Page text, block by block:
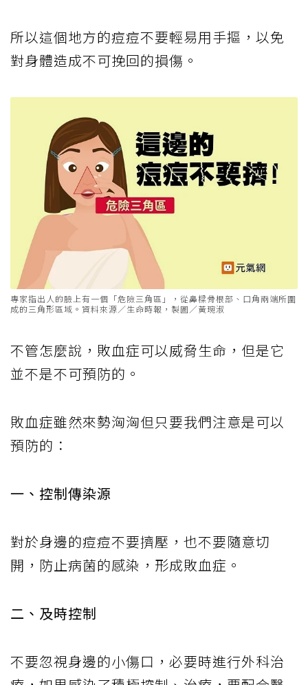
所以這個地方的痘痘不要輕易用手摳，以免
對身體造成不可挽回的損傷。
專家指出人的臉上有一個「危險三角區」，從鼻樑骨根部、口角兩端所圍
成的三角形區域。資料來源／生命時報，製圖／黃琬淑
不管怎麼說，敗血症可以威脅生命，但是它
並不是不可預防的。
敗血症雖然來勢洶洶但只要我們注意是可以
預防的：
一、控制傳染源
對於身邊的痘痘不要擠壓，也不要隨意切
開，防止病菌的感染，形成敗血症。
二、及時控制
不要忽視身邊的小傷口，必要時進行外科治